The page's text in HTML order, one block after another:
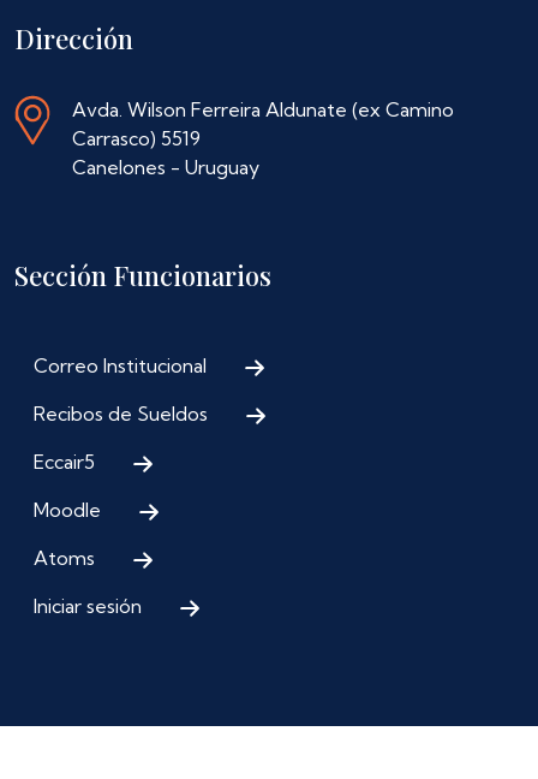
Dirección
Avda. Wilson Ferreira Aldunate (ex Camino
Carrasco) 5519
Canelones - Uruguay
Sección Funcionarios
Correo Institucional
Recibos de Sueldos
Eccair5
Moodle
Atoms
Iniciar sesión